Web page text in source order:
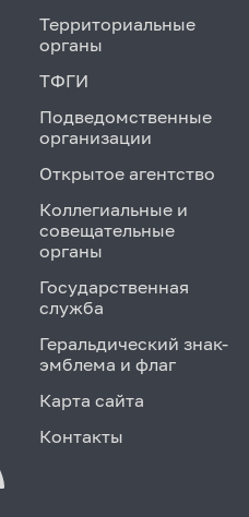
Территориальные
органы
ТФГИ
Подведомственные
организации
Открытое агентство
Коллегиальные и
совещательные
органы
Государственная
служба
Геральдический знак-
эмблема и флаг
Карта сайта
Контакты